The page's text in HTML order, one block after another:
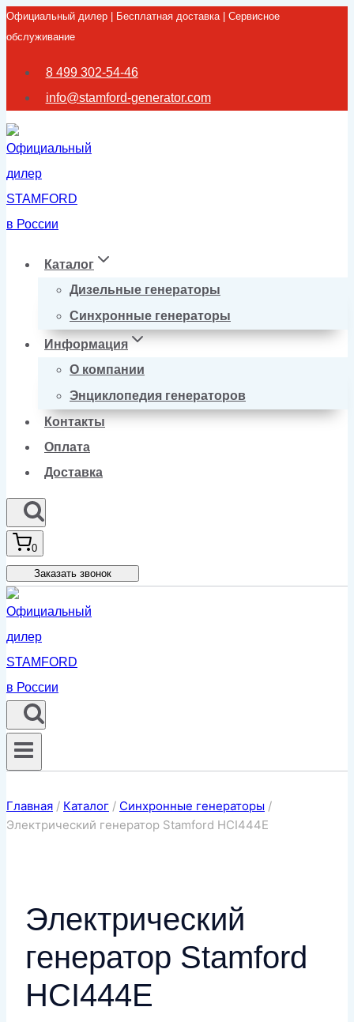
Перейти
к
содержимому
Официальный дилер | Бесплатная доставка | Сервисное
обслуживание
8 499 302-54-46
info@stamford-generator.com
Каталог
Дизельные генераторы
Синхронные генераторы
Информация
О компании
Энциклопедия генераторов
Контакты
Оплата
Доставка
0
Заказать звонок
Главная / Каталог / Синхронные генераторы /
Электрический генератор Stamford HCI444E
Электрический
генератор Stamford
HCI444E